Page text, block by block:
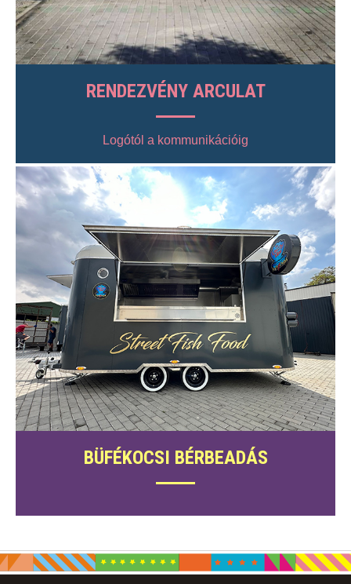
RENDEZVÉNY ARCULAT
Logótól a kommunikációig
BÜFÉKOCSI BÉRBEADÁS